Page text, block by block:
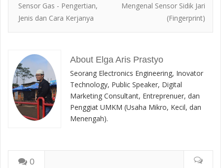
Sensor Gas - Pengertian,
Jenis dan Cara Kerjanya
Mengenal Sensor Sidik Jari
(Fingerprint)
About Elga Aris Prastyo
Seorang Electronics Engineering, Inovator
Technology, Public Speaker, Digital
Marketing Consultant, Entreprenuer, dan
Penggiat UMKM (Usaha Mikro, Kecil, dan
Menengah).
0